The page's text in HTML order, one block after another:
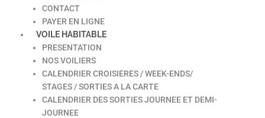
CONTACT
PAYER EN LIGNE
VOILE HABITABLE
PRESENTATION
NOS VOILIERS
CALENDRIER CROISIERES / WEEK-ENDS/
STAGES / SORTIES A LA CARTE
CALENDRIER DES SORTIES JOURNEE ET DEMI-
JOURNEE